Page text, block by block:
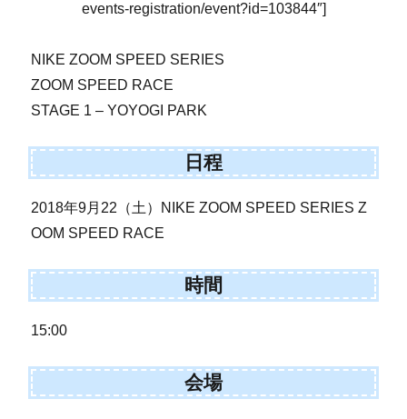
events-registration/event?id=103844″]
NIKE ZOOM SPEED SERIES
ZOOM SPEED RACE
STAGE 1 – YOYOGI PARK
日程
2018年9月22（土）NIKE ZOOM SPEED SERIES Z
OOM SPEED RACE
時間
15:00
会場